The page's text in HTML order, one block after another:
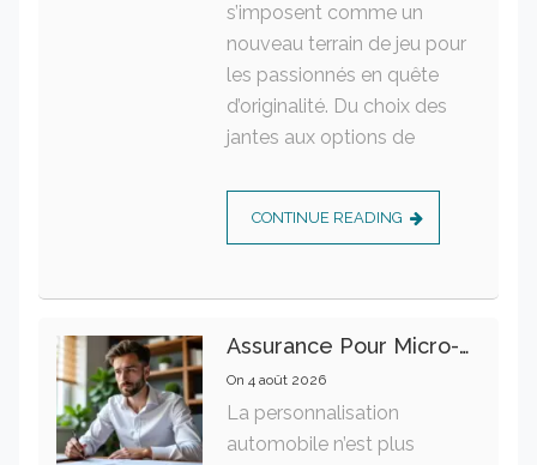
s’imposent comme un
nouveau terrain de jeu pour
les passionnés en quête
d’originalité. Du choix des
jantes aux options de
CONTINUE READING
Assurance Pour Micro-Entrepreneur : Les Garanties Essentielles À Connaître
On 4 août 2026
La personnalisation
automobile n’est plus